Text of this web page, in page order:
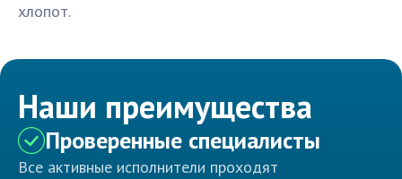
хлопот.
Наши преимущества
Проверенные специалисты
Все активные исполнители проходят